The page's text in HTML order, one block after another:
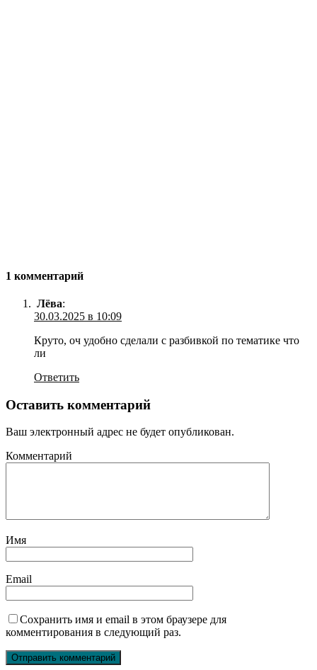
1 комментарий
Лёва:
30.03.2025 в 10:09
Круто, оч удобно сделали с разбивкой по тематике что
ли
Ответить
Оставить комментарий
Ваш электронный адрес не будет опубликован.
Комментарий
Имя
Email
Сохранить имя и email в этом браузере для
комментирования в следующий раз.